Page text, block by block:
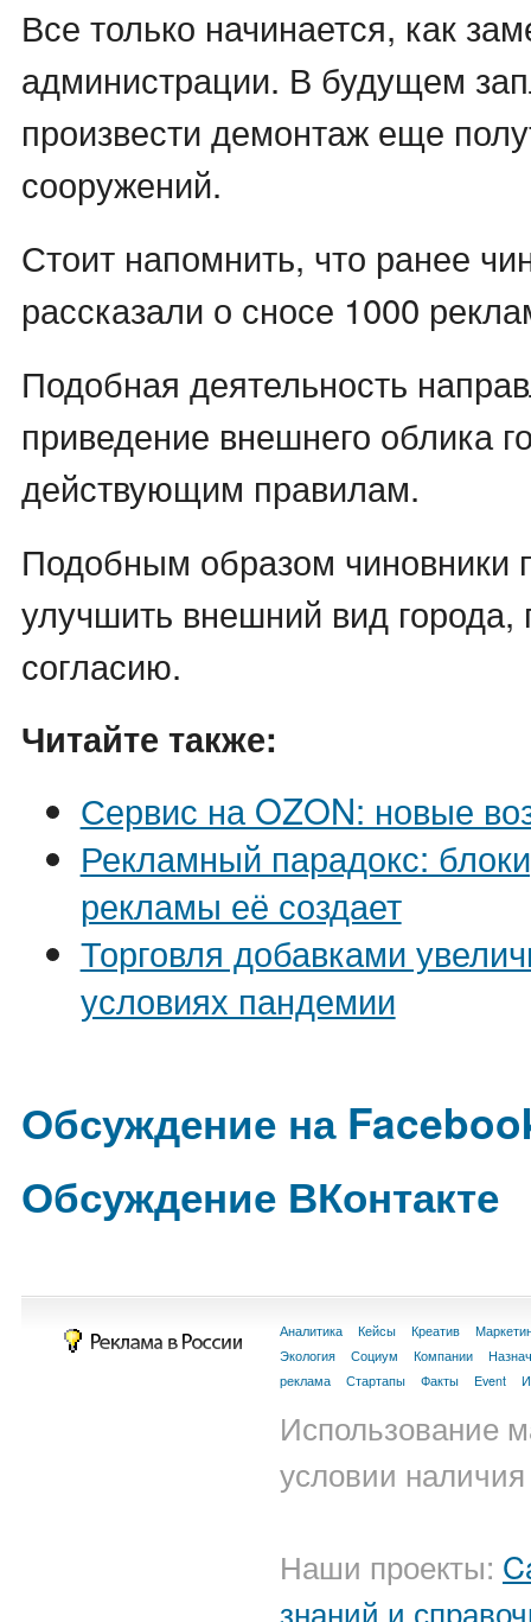
Все только начинается, как
администрации. В будущем
произвести демонтаж еще
сооружений.
Стоит напомнить, что ранее
рассказали о сносе 1000
Подобная деятельность
приведение внешнего облика
действующим правилам.
Подобным образом чиновники
улучшить внешний вид города,
согласию.
Читайте также:
Сервис на OZON: новые
Рекламный парадокс:
рекламы её создает
Торговля добавками
условиях пандемии
Обсуждение на
Обсуждение ВКонтакте
Аналитика Кейсы Креатив
Экология
Социум Компании
реклама
Стартапы Факты Event
Использование
условии
Наши проекты:
знаний и